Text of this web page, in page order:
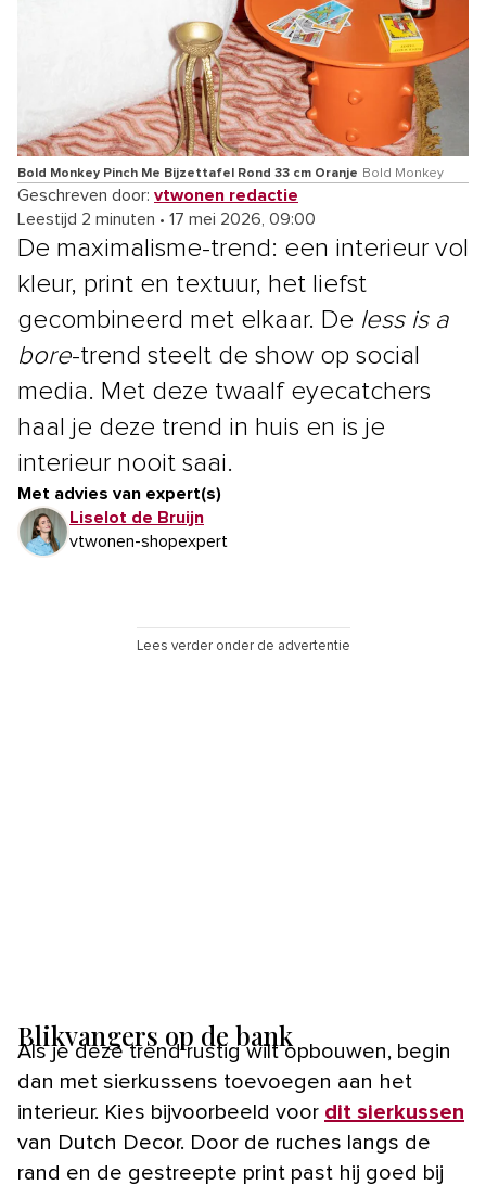
Bold Monkey Pinch Me Bijzettafel Rond 33 cm Oranje Bold Monkey
Geschreven door: vtwonen redactie
Leestijd 2 minuten • 17 mei 2026, 09:00
De maximalisme-trend: een interieur vol
kleur, print en textuur, het liefst
gecombineerd met elkaar. De less is a
bore-trend steelt de show op social
media. Met deze twaalf eyecatchers
haal je deze trend in huis en is je
interieur nooit saai.
Met advies van expert(s)
Liselot de Bruijn
vtwonen-shopexpert
Lees verder onder de advertentie
Blikvangers op de bank
Als je deze trend rustig wilt opbouwen, begin
dan met sierkussens toevoegen aan het
interieur. Kies bijvoorbeeld voor dit sierkussen
van Dutch Decor. Door de ruches langs de
rand en de gestreepte print past hij goed bij